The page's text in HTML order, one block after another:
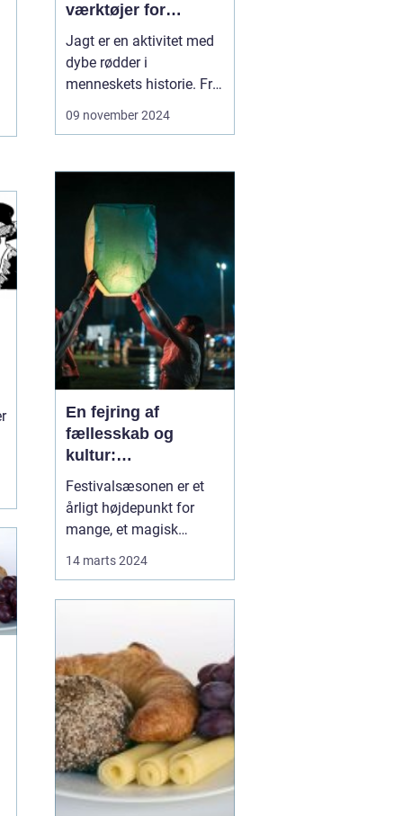
værktøjer for
jægeren
Jagt er en aktivitet med
dybe rødder i
menneskets historie. Fra
tidernes morgen har jagt
også en form for
naturoplevelse. For at
kunne deltage i jag...
09 november 2024
En fejring af
fællesskab og
kultur:
Festivaloplevelsen
Festivalsæsonen er et
årligt højdepunkt for
mange, et magisk
der kan ændre dit syn på
livet, udvide din
musiksmag og sk...
14 marts 2024